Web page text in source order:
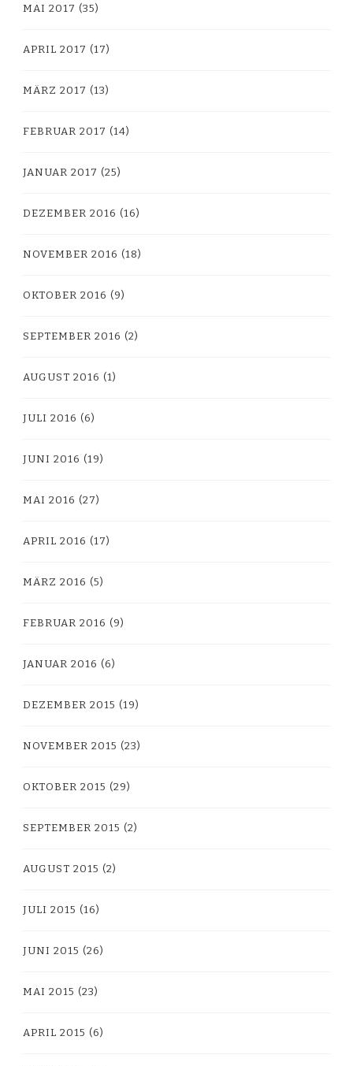
MAI 2017 (35)
APRIL 2017 (17)
MÄRZ 2017 (13)
FEBRUAR 2017 (14)
JANUAR 2017 (25)
DEZEMBER 2016 (16)
NOVEMBER 2016 (18)
OKTOBER 2016 (9)
SEPTEMBER 2016 (2)
AUGUST 2016 (1)
JULI 2016 (6)
JUNI 2016 (19)
MAI 2016 (27)
APRIL 2016 (17)
MÄRZ 2016 (5)
FEBRUAR 2016 (9)
JANUAR 2016 (6)
DEZEMBER 2015 (19)
NOVEMBER 2015 (23)
OKTOBER 2015 (29)
SEPTEMBER 2015 (2)
AUGUST 2015 (2)
JULI 2015 (16)
JUNI 2015 (26)
MAI 2015 (23)
APRIL 2015 (6)